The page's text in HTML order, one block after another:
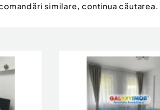
similare, continua căutarea.